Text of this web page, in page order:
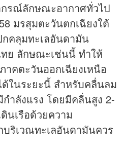
รณ์ลักษณะอากาศทั่วไป
มรสุมตะวันตกเฉียงใต้
คลุมทะเลอันดามัน
ทย ลักษณะเช่นนี้ ทำให้
คตะวันออกเฉียงเหนือ
ในระยะนี้ สำหรับคลื่นลม
ำลังแรง โดยมีคลื่นสูง 2-
นเรือด้วยความ
บริเวณทะเลอันดามันควร